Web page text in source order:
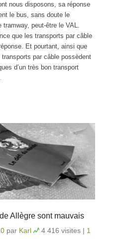
nous disposons, sa réponse
le bus, sans doute le
peut-être le VAL.
que les transports par câble
Et pourtant, ainsi que
par câble possèdent
d’un très bon transport
Allègre sont mauvais
par Karl 4 416 visites | 1